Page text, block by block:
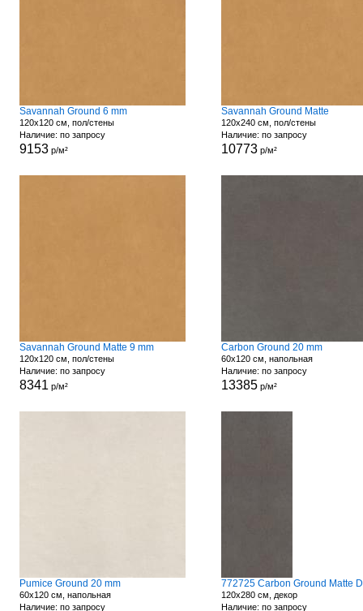
Savannah Ground 6 mm
120x120 см, пол/стены
Наличие: по запросу
9153р/м²
Savannah Ground Matte
120x240 см, пол/стены
Наличие: по запросу
10773р/м²
Savannah Ground Matte 9 mm
120x120 см, пол/стены
Наличие: по запросу
8341 р/м²
Carbon Ground 20 mm
60x120 см, напольная
Наличие: по запросу
13385р/м²
Pumice Ground 20 mm
60x120 см, напольная
Наличие: по запросу
120x280 см, декор
Наличие: по запросу